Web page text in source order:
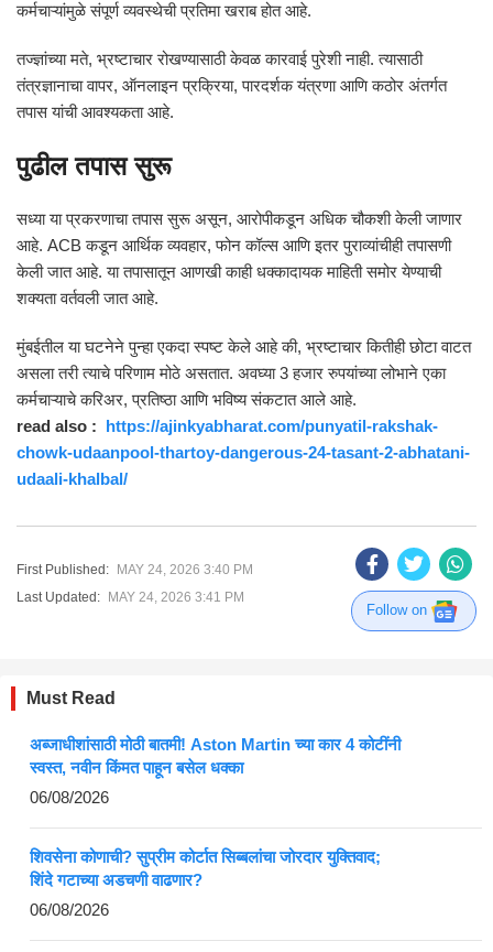
कर्मचाऱ्यांमुळे संपूर्ण व्यवस्थेची प्रतिमा खराब होत आहे.
तज्ज्ञांच्या मते, भ्रष्टाचार रोखण्यासाठी केवळ कारवाई पुरेशी नाही. त्यासाठी
तंत्रज्ञानाचा वापर, ऑनलाइन प्रक्रिया, पारदर्शक यंत्रणा आणि कठोर अंतर्गत
तपास यांची आवश्यकता आहे.
पुढील तपास सुरू
सध्या या प्रकरणाचा तपास सुरू असून, आरोपीकडून अधिक चौकशी केली जाणार
आहे. ACB कडून आर्थिक व्यवहार, फोन कॉल्स आणि इतर पुराव्यांचीही तपासणी
केली जात आहे. या तपासातून आणखी काही धक्कादायक माहिती समोर येण्याची
शक्यता वर्तवली जात आहे.
मुंबईतील या घटनेने पुन्हा एकदा स्पष्ट केले आहे की, भ्रष्टाचार कितीही छोटा वाटत
असला तरी त्याचे परिणाम मोठे असतात. अवघ्या 3 हजार रुपयांच्या लोभाने एका
कर्मचाऱ्याचे करिअर, प्रतिष्ठा आणि भविष्य संकटात आले आहे.
read also : https://ajinkyabharat.com/punyatil-rakshak-
chowk-udaanpool-thartoy-dangerous-24-tasant-2-abhatani-
udaali-khalbal/
First Published: MAY 24, 2026 3:40 PM
Last Updated: MAY 24, 2026 3:41 PM
Follow on
Must Read
अब्जाधीशांसाठी मोठी बातमी! Aston Martin च्या कार 4 कोटींनी
स्वस्त, नवीन किंमत पाहून बसेल धक्का
06/08/2026
शिवसेना कोणाची? सुप्रीम कोर्टात सिब्बलांचा जोरदार युक्तिवाद;
शिंदे गटाच्या अडचणी वाढणार?
06/08/2026